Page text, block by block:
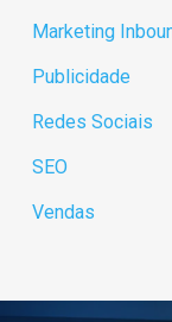
Marketing
Publicidade
Redes Sociais
SEO
Vendas